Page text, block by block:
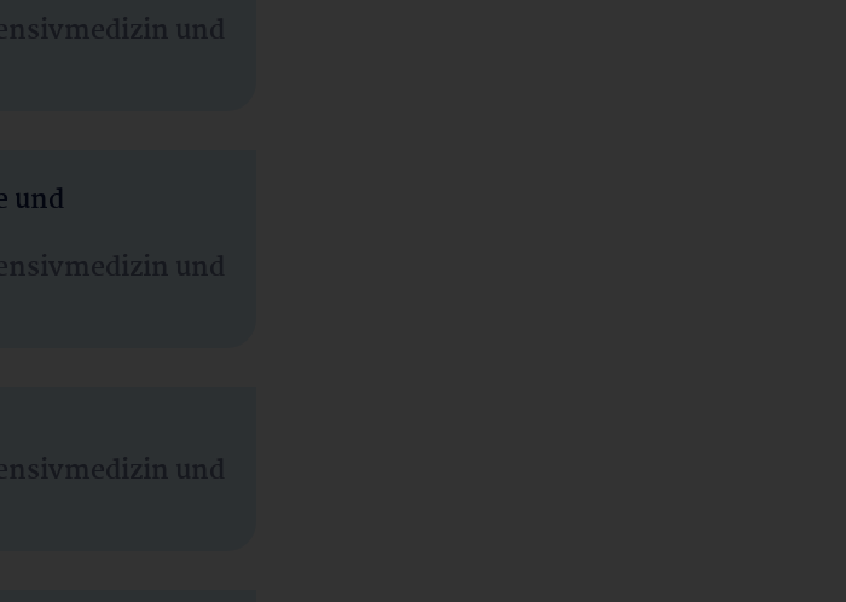
und
und
und
und